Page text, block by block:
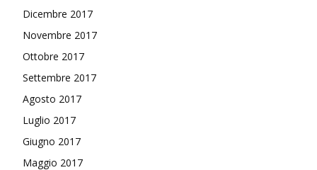
Dicembre 2017
Novembre 2017
Ottobre 2017
Settembre 2017
Agosto 2017
Luglio 2017
Giugno 2017
Maggio 2017